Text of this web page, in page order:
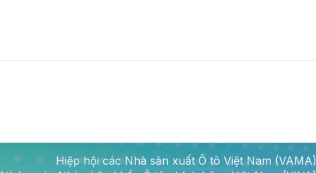
Hiệp hội các Nhà sản xuất Ô tô Việt Nam (VAMA)